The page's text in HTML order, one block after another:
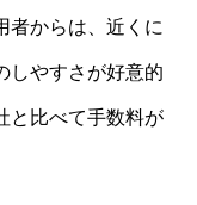
者からは、近くに
しやすさが好意的
と比べて手数料が